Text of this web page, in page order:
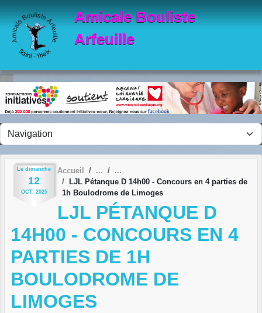
Amicale Bouliste
Arfeuille
Le dimanche
12
OCT. 2025
Accueil
LJL Pétanque D 14h00 - Concours en 4 parties de
1h Boulodrome de Limoges
LJL PÉTANQUE D
14H00 - CONCOURS EN 4
PARTIES DE 1H
BOULODROME DE
LIMOGES